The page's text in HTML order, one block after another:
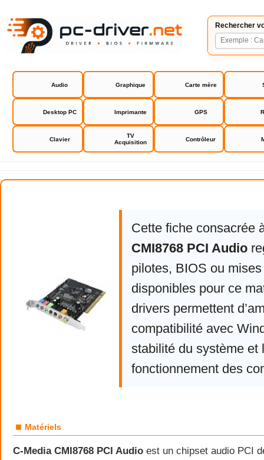
Rechercher
Audio Graphique Carte mère
Desktop PC Imprimante GPS
Clavier
TV
Acquisition
Contrôleur
C-Media CMI8768 PCI Audio
Cette fiche consacrée
CMI8768 PCI Audio
pilotes, BIOS ou
disponibles pour ce
drivers permettent
compatibilité avec
stabilité du système et
fonctionnement des
■ Matériels
C-Media CMI8768 PCI Audio est un chipset audio PCI